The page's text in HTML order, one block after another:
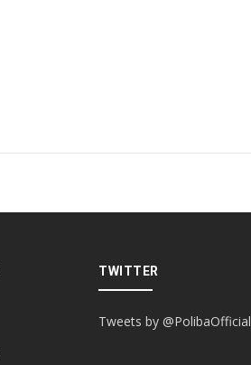
TWITTER
Tweets by @PolibaOfficial